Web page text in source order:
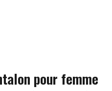
pour femme